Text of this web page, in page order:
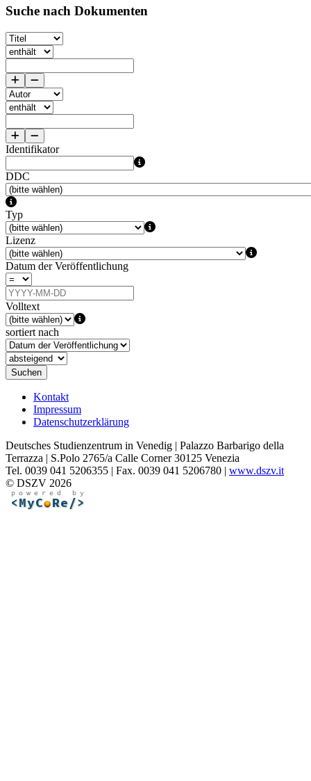
Suche nach Dokumenten
Identifikator
DDC
Typ
Lizenz
Datum der Veröffentlichung
Volltext
sortiert nach
Suchen
Kontakt
Impressum
Datenschutzerklärung
Deutsches Studienzentrum in Venedig | Palazzo Barbarigo della
Terrazza | S.Polo 2765/a Calle Corner 30125 Venezia
Tel. 0039 041 5206355 | Fax. 0039 041 5206780 | www.dszv.it
© DSZV 2026